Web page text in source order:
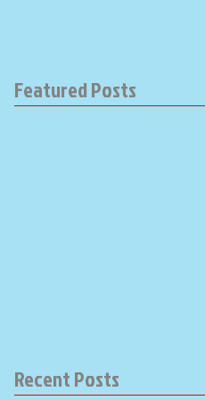
Featured Posts
Recent Posts